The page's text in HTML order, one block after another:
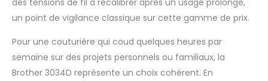
un point de vigilance classique sur cette gamme de prix.
Pour une couturière qui coud quelques heures par
semaine sur des projets personnels ou familiaux, la
Brother 3034D représente un choix cohérent. En